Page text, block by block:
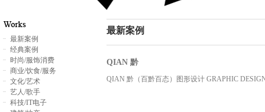
最新案例
经典案例
时尚/服饰消费
商业/饮食/服务
文化/艺术
艺人/歌手
科技/IT电子
最新案例
QIAN 黔
QIAN 黔（百黔百态）图形设计 GRAPHIC